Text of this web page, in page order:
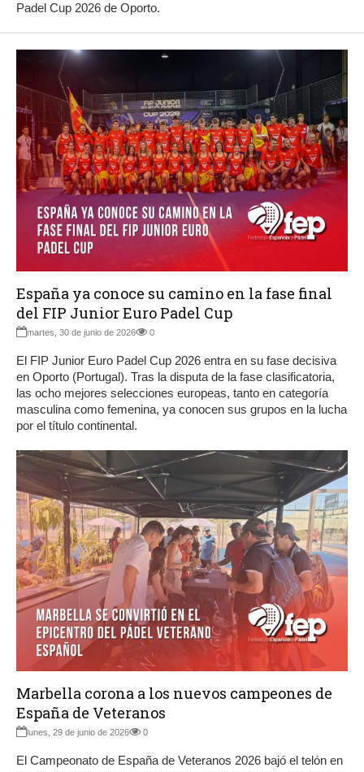
Padel Cup 2026 de Oporto.
España ya conoce su camino en la fase final
del FIP Junior Euro Padel Cup
martes, 30 de junio de 2026 0
El FIP Junior Euro Padel Cup 2026 entra en su fase decisiva
en Oporto (Portugal). Tras la disputa de la fase clasificatoria,
las ocho mejores selecciones europeas, tanto en categoría
masculina como femenina, ya conocen sus grupos en la lucha
por el título continental.
Marbella corona a los nuevos campeones de
España de Veteranos
lunes, 29 de junio de 2026 0
El Campeonato de España de Veteranos 2026 bajó el telón en